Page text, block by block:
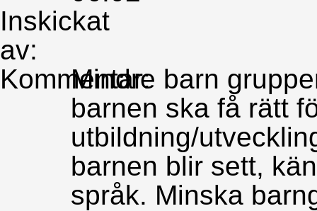
Inskickat
av:
Kommentar:
Mindre barn
barnen ska få rätt
utbildning/
barnen blir sett,
språk. Minska